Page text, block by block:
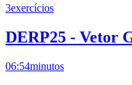
3exercícios
DERP25 - Vetor
06:54minutos